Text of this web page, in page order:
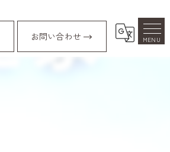
お問い合わせ